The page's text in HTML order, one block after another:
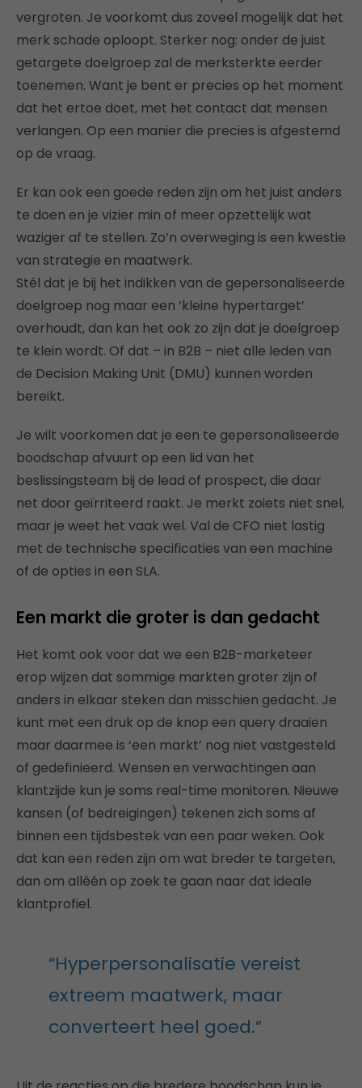
vergroten. Je voorkomt dus zoveel mogelijk dat het
merk schade oploopt. Sterker nog: onder de juist
getargete doelgroep zal de merksterkte eerder
toenemen. Want je bent er precies op het moment
dat het ertoe doet, met het contact dat mensen
verlangen. Op een manier die precies is afgestemd
op de vraag.
Er kan ook een goede reden zijn om het juist anders
te doen en je vizier min of meer opzettelijk wat
waziger af te stellen. Zo’n overweging is een kwestie
van strategie en maatwerk.
Stél dat je bij het indikken van de gepersonaliseerde
doelgroep nog maar een ‘kleine hypertarget’
overhoudt, dan kan het ook zo zijn dat je doelgroep
te klein wordt. Of dat – in B2B – niet alle leden van
de Decision Making Unit (DMU) kunnen worden
bereikt.
Je wilt voorkomen dat je een te gepersonaliseerde
boodschap afvuurt op een lid van het
beslissingsteam bij de lead of prospect, die daar
net door geïrriteerd raakt. Je merkt zoiets niet snel,
maar je weet het vaak wel. Val de CFO niet lastig
met de technische specificaties van een machine
of de opties in een SLA.
Een markt die groter is dan gedacht
Het komt ook voor dat we een B2B-marketeer
erop wijzen dat sommige markten groter zijn of
anders in elkaar steken dan misschien gedacht. Je
kunt met een druk op de knop een query draaien
maar daarmee is ‘een markt’ nog niet vastgesteld
of gedefinieerd. Wensen en verwachtingen aan
klantzijde kun je soms real-time monitoren. Nieuwe
kansen (of bedreigingen) tekenen zich soms af
binnen een tijdsbestek van een paar weken. Ook
dat kan een reden zijn om wat breder te targeten,
dan om alléén op zoek te gaan naar dat ideale
klantprofiel.
“Hyperpersonalisatie vereist
extreem maatwerk, maar
converteert heel goed.”